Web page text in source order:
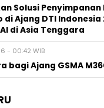
Solusi
di Ajang DTI Indonesia
di Asia Tenggara
- 00:42 WIB
bagi Ajang GSMA